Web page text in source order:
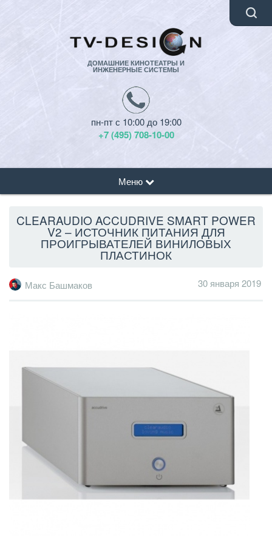
ДОМАШНИЕ КИНОТЕАТРЫ И
ИНЖЕНЕРНЫЕ СИСТЕМЫ
пн-пт с 10:00 до 19:00
+7 (495) 708-10-00
Меню
CLEARAUDIO ACCUDRIVE SMART POWER
V2 – ИСТОЧНИК ПИТАНИЯ ДЛЯ
ПРОИГРЫВАТЕЛЕЙ ВИНИЛОВЫХ
ПЛАСТИНОК
Макс Башмаков 30 января 2019